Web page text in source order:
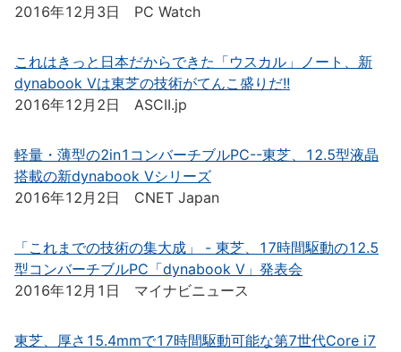
2016年12月3日 PC Watch
これはきっと日本だからできた「ウスカル」ノート、新
dynabook Vは東芝の技術がてんこ盛りだ!!
2016年12月2日 ASCII.jp
軽量・薄型の2in1コンバーチブルPC--東芝、12.5型液晶
搭載の新dynabook Vシリーズ
2016年12月2日 CNET Japan
「これまでの技術の集大成」 - 東芝、17時間駆動の12.5
型コンバーチブルPC「dynabook V」発表会
2016年12月1日 マイナビニュース
東芝、厚さ15.4mmで17時間駆動可能な第7世代Core i7